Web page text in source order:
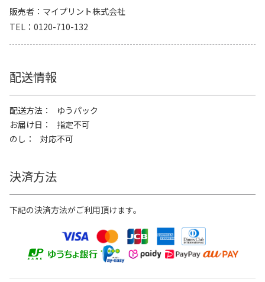
販売者
マイプリント株式会社
TEL
0120-710-132
配送情報
配送方法
ゆうパック
お届け日
指定不可
のし
対応不可
決済方法
下記の決済方法がご利用頂けます。